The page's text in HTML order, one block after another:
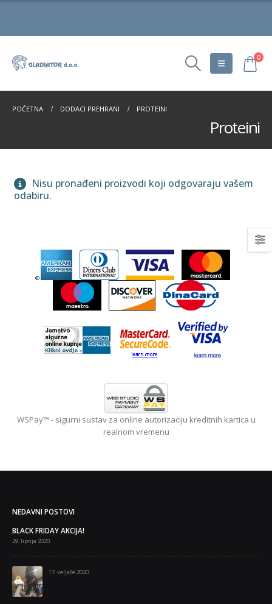
0
POČETNA DODACI PREHRANI PROTEINI
Proteini
Nisu pronađeni proizvodi koji odgovaraju vašem
odabiru.
WSPay™ - sigurni sustav za online autorizaciju kreditnih kartica u
realnom vremenu
NEDAVNI POSTOVI
BLACK FRIDAY AKCIJA!
29. lipnja 2020.
17. veljače 2020.